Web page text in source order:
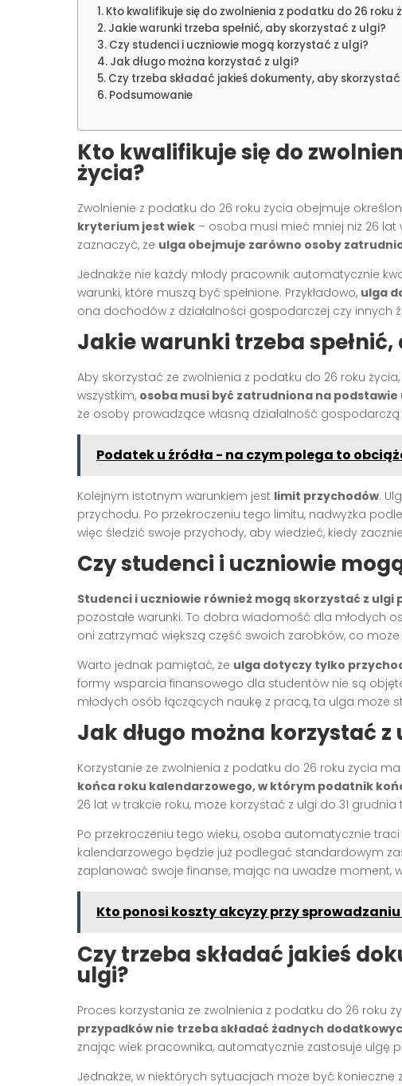
Kto kwalifikuje się do zwolnienia z podatku do 26 roku
Jakie warunki trzeba spełnić, aby skorzystać z ulgi?
Czy studenci i uczniowie mogą korzystać z ulgi?
Jak długo można korzystać z ulgi?
Czy trzeba składać jakieś dokumenty, aby skorzystać
Podsumowanie
Kto kwalifikuje się do
życia?
Zwolnienie z podatku do 26 roku życia obejmuje
kryterium jest wiek – osoba musi mieć mniej niż 26
zaznaczyć, że ulga obejmuje zarówno osoby
Jednakże nie każdy młody pracownik automatycznie
warunki, które muszą być spełnione. Przykładowo, ulga
ona dochodów z działalności gospodarczej czy innych
Jakie warunki trzeba
Aby skorzystać ze zwolnienia z podatku do 26 roku
wszystkim, osoba musi być zatrudniona na
że osoby prowadzące własną działalność
Podatek u źródła - na czym polega to
Kolejnym istotnym warunkiem jest limit przychodów.
przychodu. Po przekroczeniu tego limitu, nadwyżka
więc śledzić swoje przychody, aby wiedzieć, kiedy
Czy studenci i uczniowie
Studenci i uczniowie również mogą skorzystać z ulgi
pozostałe warunki. To dobra wiadomość dla młodych
oni zatrzymać większą część swoich zarobków, co
Warto jednak pamiętać, że ulga dotyczy tylko
formy wsparcia finansowego dla studentów nie są
młodych osób łączących naukę z pracą, ta ulga może
Jak długo można korzystać z
Korzystanie ze zwolnienia z podatku do 26 roku życia
końca roku kalendarzowego, w którym podatnik
26 lat w trakcie roku, może korzystać z ulgi do 31 grudnia
Po przekroczeniu tego wieku, osoba automatycznie
kalendarzowego będzie już podlegać standardowym
zaplanować swoje finanse, mając na uwadze moment,
Kto ponosi koszty akcyzy przy
Czy trzeba składać jakieś
ulgi?
Proces korzystania ze zwolnienia z podatku do 26 roku
przypadków nie trzeba składać żadnych
znając wiek pracownika, automatycznie zastosuje ulgę
Jednakże, w niektórych sytuacjach może być